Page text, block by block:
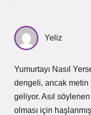
Yeliz
Yumurtayı Nasıl
dengeli, ancak
geliyor. Asıl
olması için